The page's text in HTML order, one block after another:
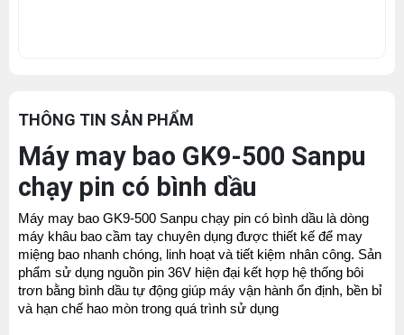
THÔNG TIN SẢN PHẨM
Máy may bao GK9-500 Sanpu
chạy pin có bình dầu
Máy may bao GK9-500 Sanpu chạy pin có bình dầu là dòng
máy khâu bao cầm tay chuyên dụng được thiết kế để may
miệng bao nhanh chóng, linh hoạt và tiết kiệm nhân công. Sản
phẩm sử dụng nguồn pin 36V hiện đại kết hợp hệ thống bôi
trơn bằng bình dầu tự động giúp máy vận hành ổn định, bền bỉ
và hạn chế hao mòn trong quá trình sử dụng